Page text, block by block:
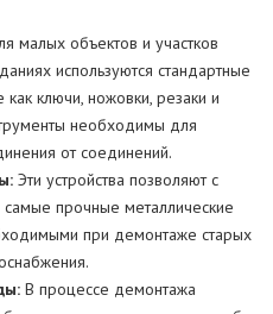
малых объектов и участков
используются стандартные
как ключи, ножовки, резаки и
необходимы для
от соединений.
Эти устройства позволяют с
самые прочные металлические
при демонтаже старых
В процессе демонтажа